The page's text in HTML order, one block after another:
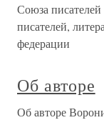
Союза
писателей,
федерации
Об авторе
Об авторе